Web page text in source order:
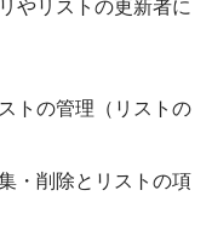
やリストの更新者に
トの管理（リストの
・削除とリストの項